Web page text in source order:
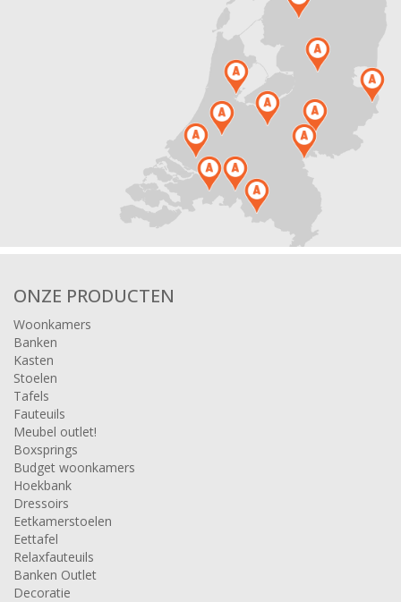
ONZE PRODUCTEN
Woonkamers
Banken
Kasten
Stoelen
Tafels
Fauteuils
Meubel outlet!
Boxsprings
Budget woonkamers
Hoekbank
Dressoirs
Eetkamerstoelen
Eettafel
Relaxfauteuils
Banken Outlet
Decoratie